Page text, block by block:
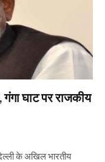
घाट पर राजकीय
के अखिल भारतीय